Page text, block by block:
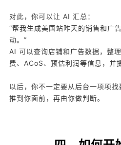
对此，你可以让 AI 汇总：
“帮我生成美国站昨天的销售和广
动。”
AI 可以查询店铺和广告数据，整
费、ACoS、预估利润等信息，并
以后，你不一定要从后台一项项
推到你面前，再由你做判断。